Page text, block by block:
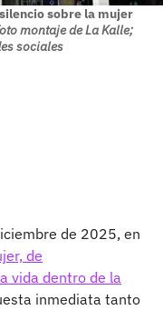
sobre la mujer
montaje de La Kalle;
sociales
de 2025, en
de
vida dentro de la
inmediata tanto